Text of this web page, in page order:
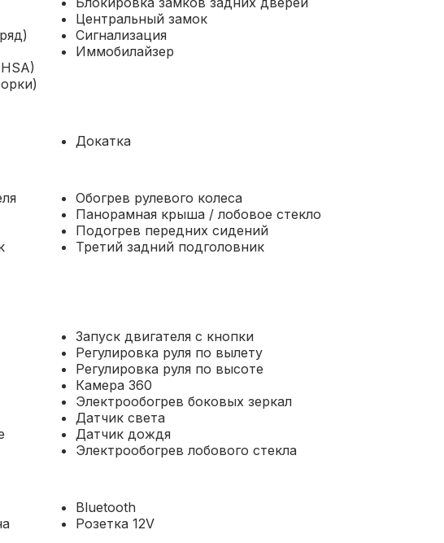
Центральный замок
Сигнализация
Иммобилайзер
Докатка
Обогрев рулевого колеса
Панорамная крыша / лобовое стекло
Подогрев передних сидений
Третий задний подголовник
Запуск двигателя с кнопки
Регулировка руля по вылету
Регулировка руля по высоте
Камера 360
Электрообогрев боковых зеркал
Датчик света
Датчик дождя
Электрообогрев лобового стекла
Bluetooth
Розетка 12V